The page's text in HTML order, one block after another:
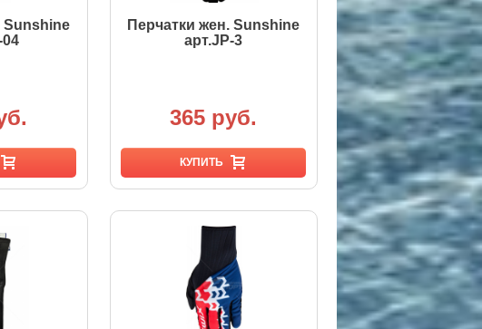
Sunshine
04
Перчатки жен. Sunshine
арт.JP-3
365 руб.
КУПИТЬ